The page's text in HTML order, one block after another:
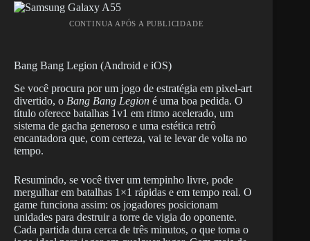
CONTINUA APÓS A PUBLICIDADE
Bang Bang Legion (Android e iOS)
Se você procura por um jogo de estratégia em pixel-art
divertido, o Bang Bang Legion é uma boa pedida. O
título oferece batalhas 1v1 em ritmo acelerado, um
sistema de gacha generoso e uma estética retrô
encantadora que, com certeza, vai te levar de volta no
tempo.
Resumindo, se você tiver um tempinho livre, pode
mergulhar em batalhas 1×1 rápidas e em tempo real. O
game funciona assim: os jogadores posicionam
unidades para destruir a torre de vigia do oponente.
Cada partida dura cerca de três minutos, o que torna o